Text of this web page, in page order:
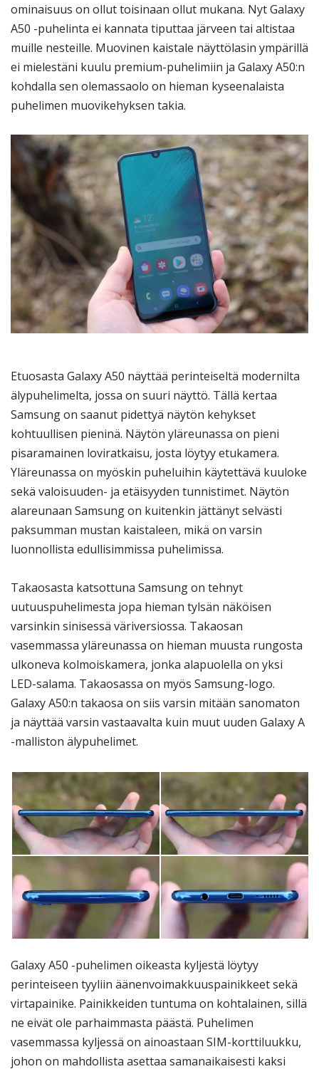
ominaisuus on ollut toisinaan ollut mukana. Nyt Galaxy
A50 -puhelinta ei kannata tiputtaa järveen tai altistaa
muille nesteille. Muovinen kaistale näyttölasin ympärillä
ei mielestäni kuulu premium-puhelimiin ja Galaxy A50:n
kohdalla sen olemassaolo on hieman kyseenalaista
puhelimen muovikehyksen takia.
Etuosasta Galaxy A50 näyttää perinteiseltä modernilta
älypuhelimelta, jossa on suuri näyttö. Tällä kertaa
Samsung on saanut pidettyä näytön kehykset
kohtuullisen pieninä. Näytön yläreunassa on pieni
pisaramainen loviratkaisu, josta löytyy etukamera.
Yläreunassa on myöskin puheluihin käytettävä kuuloke
sekä valoisuuden- ja etäisyyden tunnistimet. Näytön
alareunaan Samsung on kuitenkin jättänyt selvästi
paksumman mustan kaistaleen, mikä on varsin
luonnollista edullisimmissa puhelimissa.
Takaosasta katsottuna Samsung on tehnyt
uutuuspuhelimesta jopa hieman tylsän näköisen
varsinkin sinisessä väriversiossa. Takaosan
vasemmassa yläreunassa on hieman muusta rungosta
ulkoneva kolmoiskamera, jonka alapuolella on yksi
LED-salama. Takaosassa on myös Samsung-logo.
Galaxy A50:n takaosa on siis varsin mitään sanomaton
ja näyttää varsin vastaavalta kuin muut uuden Galaxy A
-malliston älypuhelimet.
Galaxy A50 -puhelimen oikeasta kyljestä löytyy
perinteiseen tyyliin äänenvoimakkuuspainikkeet sekä
virtapainike. Painikkeiden tuntuma on kohtalainen, sillä
ne eivät ole parhaimmasta päästä. Puhelimen
vasemmassa kyljessä on ainoastaan SIM-korttiluukku,
johon on mahdollista asettaa samanaikaisesti kaksi